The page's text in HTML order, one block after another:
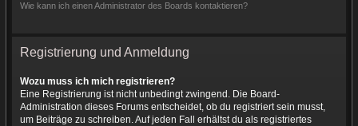
Wie kann ich einen Administrator des Boards kontaktieren?
Registrierung und Anmeldung
Wozu muss ich mich registrieren?
Eine Registrierung ist nicht unbedingt zwingend. Die Board-
Administration dieses Forums entscheidet, ob du registriert sein musst,
um Beiträge zu schreiben. Auf jeden Fall erhältst du als registriertes